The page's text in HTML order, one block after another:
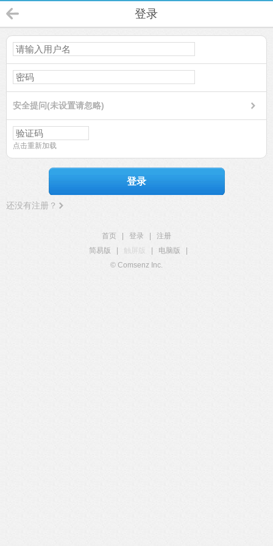
登录
安全提问(未设置请忽略)
点击重新加载
登录
还没有注册？
首页 登录
注册
简易版
触屏版 电脑版
© Comsenz Inc.